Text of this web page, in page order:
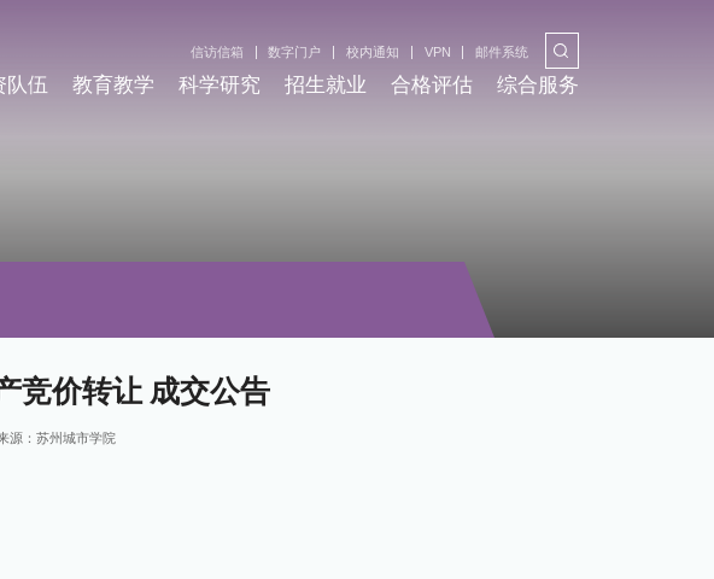
信访信箱 数字门户 校内通知 VPN 邮件系统
队伍 教育教学 科学研究 招生就业 合格评估 综合服务
竞价转让 成交公告
源：苏州城市学院